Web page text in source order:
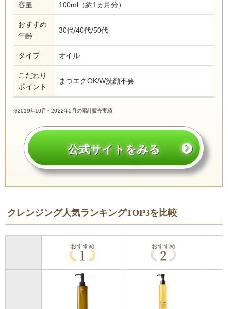
容量 100ml（約1ヵ月分）
おすすめ
年齢
30代/40代/50代
タイプ オイル
こだわり
ポイント
まつエクOK/W洗顔不要
※2019年10月～2022年5月の累計販売実績
公式サイトをみる
クレンジング人気ランキングTOP3を比較